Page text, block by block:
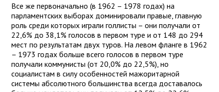
Все же первоначально (в 1962 – 1978 годах) на
парламентских выборах доминировали правые, главную
роль среди которых играли голлисты – они получали от
22,6% до 38,1% голосов в первом туре и от 148 до 294
мест по результатам двух туров. На левом фланге в 1962
– 1973 годах больше всего голосов в первом туре
получали коммунисты (от 20,0% до 22,5%), но
социалистам в силу особенностей мажоритарной
системы абсолютного большинства всегда доставалось